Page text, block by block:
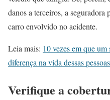
danos a terceiros, a seguradora
carro envolvido no acidente.
Leia mais: 10 vezes em que
diferença na vida dessas
Verifique a